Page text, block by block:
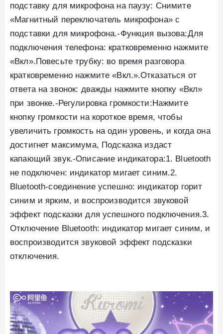
подставку для микрофона на паузу: Снимите
«Магнитный переключатель микрофона» с
подставки для микрофона.-Функция вызова:Для
подключения телефона: кратковременно нажмите
«Вкл».Повесьте трубку: во время разговора
кратковременно нажмите «Вкл.».Отказаться от
ответа на звонок: дважды нажмите кнопку «Вкл»
при звонке.-Регулировка громкости:Нажмите
кнопку громкости на короткое время, чтобы
увеличить громкость на один уровень, и когда она
достигнет максимума, Подсказка издаст
капающий звук.-Описание индикатора:1. Bluetooth
не подключен: индикатор мигает синим.2.
Bluetooth-соединение успешно: индикатор горит
синим и ярким, и воспроизводится звуковой
эффект подсказки для успешного подключения.3.
Отключение Bluetooth: индикатор мигает синим, и
воспроизводится звуковой эффект подсказки
отключения.